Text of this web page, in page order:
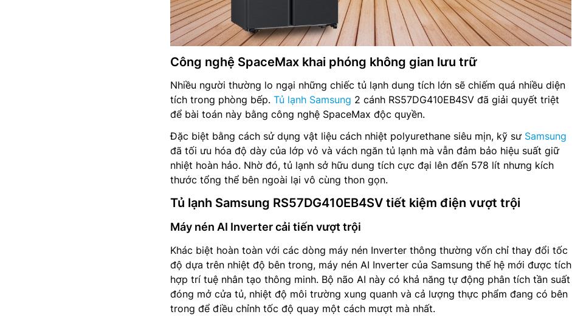
Công nghệ SpaceMax khai phóng không gian lưu trữ
Nhiều người thường lo ngại những chiếc tủ lạnh dung tích lớn sẽ chiếm quá nhiều diện
tích trong phòng bếp. Tủ lạnh Samsung 2 cánh RS57DG410EB4SV đã giải quyết triệt
để bài toán này bằng công nghệ SpaceMax độc quyền.
Đặc biệt bằng cách sử dụng vật liệu cách nhiệt polyurethane siêu mịn, kỹ sư Samsung
đã tối ưu hóa độ dày của lớp vỏ và vách ngăn tủ lạnh mà vẫn đảm bảo hiệu suất giữ
nhiệt hoàn hảo. Nhờ đó, tủ lạnh sở hữu dung tích cực đại lên đến 578 lít nhưng kích
thước tổng thể bên ngoài lại vô cùng thon gọn.
Tủ lạnh Samsung RS57DG410EB4SV tiết kiệm điện vượt trội
Máy nén AI Inverter cải tiến vượt trội
Khác biệt hoàn toàn với các dòng máy nén Inverter thông thường vốn chỉ thay đổi tốc
độ dựa trên nhiệt độ bên trong, máy nén AI Inverter của Samsung thế hệ mới được tích
hợp trí tuệ nhân tạo thông minh. Bộ não AI này có khả năng tự động phân tích tần suất
đóng mở cửa tủ, nhiệt độ môi trường xung quanh và cả lượng thực phẩm đang có bên
trong để điều chỉnh tốc độ quay một cách mượt mà nhất.